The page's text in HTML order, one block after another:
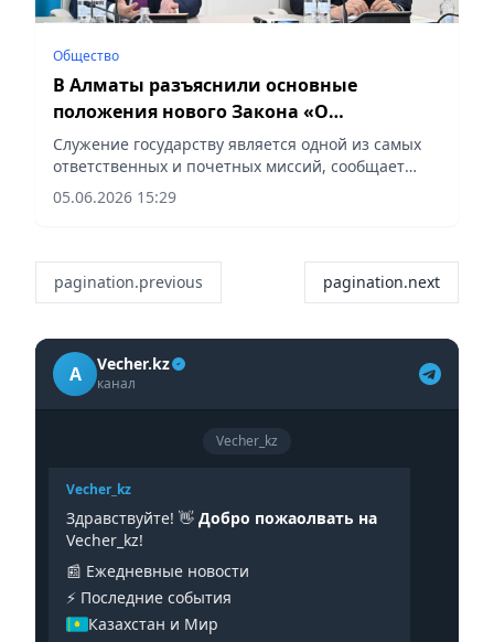
Общество
В Алматы разъяснили основные
положения нового Закона «О
государственной службе»
Служение государству является одной из самых
ответственных и почетных миссий, сообщает
корреспондент vecher.kz.
05.06.2026 15:29
pagination.previous pagination.next
A Vecher.kz
канал
Vecher_kz
Vecher_kz
Здравствуйте! 👋 Добро пожаолвать на
Vecher_kz!
📰 Ежедневные новости
⚡️ Последние события
Казахстан и Мир